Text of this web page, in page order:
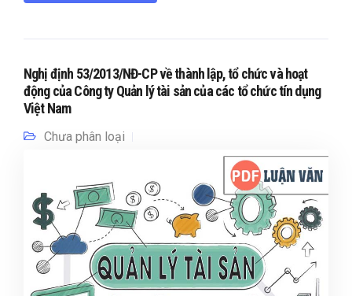
Nghị định 53/2013/NĐ-CP về thành lập, tổ chức và hoạt
động của Công ty Quản lý tài sản của các tổ chức tín dụng
Việt Nam
Chưa phân loại